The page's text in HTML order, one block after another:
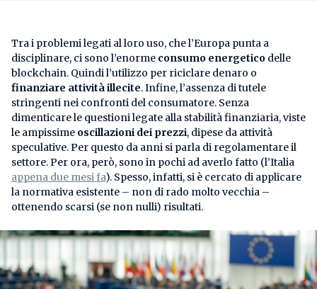
Tra i problemi legati al loro uso, che l’Europa punta a
disciplinare, ci sono l’enorme consumo energetico delle
blockchain. Quindi l’utilizzo per riciclare denaro o
finanziare attività illecite. Infine, l’assenza di tutele
stringenti nei confronti del consumatore. Senza
dimenticare le questioni legate alla stabilità finanziaria, viste
le ampissime oscillazioni dei prezzi, dipese da attività
speculative. Per questo da anni si parla di regolamentare il
settore. Per ora, però, sono in pochi ad averlo fatto (l’Italia
appena due mesi fa). Spesso, infatti, si è cercato di applicare
la normativa esistente – non di rado molto vecchia –
ottenendo scarsi (se non nulli) risultati.